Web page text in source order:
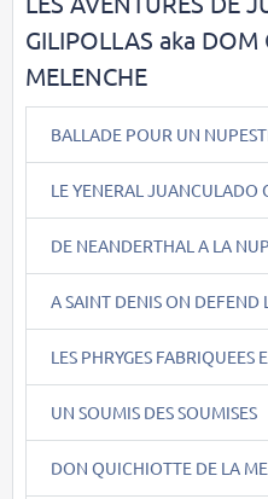
GILIPOLLAS aka DOM
MELENCHE
BALLADE POUR UN
LE YENERAL JUANCULADO
DE NEANDERTHAL A LA
A SAINT DENIS ON DEFEND
LES PHRYGES FABRIQUEES
UN SOUMIS DES SOUMISES
DON QUICHIOTTE DE LA